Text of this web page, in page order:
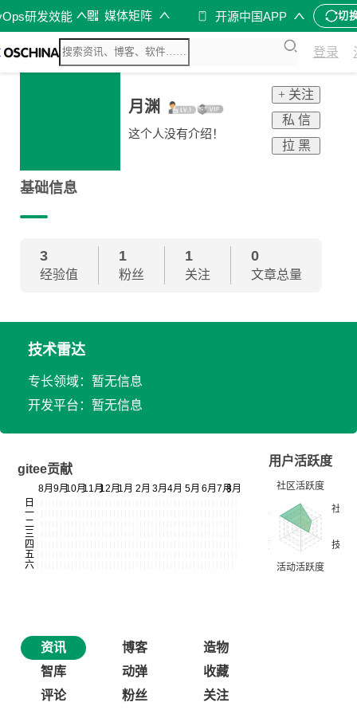
研发效能 媒体矩阵 开源中国APP 切
登录
月渊
这个人没有介绍！
+ 关注
私 信
拉 黑
基础信息
3
经验值
1
粉丝
1
关注
0
文章总量
技术雷达
专长领域：暂无信息
开发平台：暂无信息
gitee贡献
用户活跃度
资讯 博客
造物
智库
动弹
收藏
评论
粉丝 关注